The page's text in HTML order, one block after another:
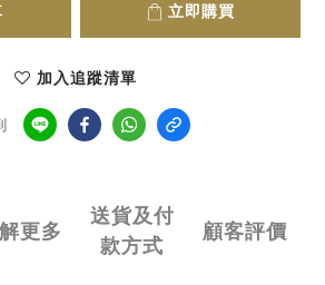
立即購買
加入追蹤清單
更多
送貨及付
款方式
顧客評價